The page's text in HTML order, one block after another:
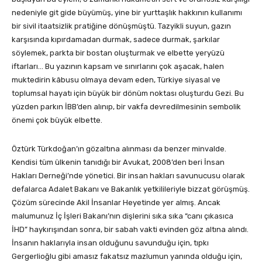
nedeniyle git gide büyümüş, yine bir yurttaşlık hakkının kullanımı
bir sivil itaatsizlik pratiğine dönüşmüştü. Tazyikli suyun, gazın
karşısında kıpırdamadan durmak, sadece durmak, şarkılar
söylemek, parkta bir bostan oluşturmak ve elbette yeryüzü
iftarları… Bu yazının kapsam ve sınırlarını çok aşacak, halen
muktedirin kâbusu olmaya devam eden, Türkiye siyasal ve
toplumsal hayatı için büyük bir dönüm noktası oluşturdu Gezi. Bu
yüzden parkın İBB’den alınıp, bir vakfa devredilmesinin sembolik
önemi çok büyük elbette.
Öztürk Türkdoğan’ın gözaltına alınması da benzer minvalde.
Kendisi tüm ülkenin tanıdığı bir Avukat, 2008’den beri İnsan
Hakları Derneği’nde yönetici. Bir insan hakları savunucusu olarak
defalarca Adalet Bakanı ve Bakanlık yetkilileriyle bizzat görüşmüş.
Çözüm sürecinde Akil İnsanlar Heyetinde yer almış. Ancak
malumunuz İç İşleri Bakanı’nın dişlerini sıka sıka “canı çıkasıca
İHD” haykırışından sonra, bir sabah vakti evinden göz altına alındı.
İnsanın haklarıyla insan olduğunu savunduğu için, tıpkı
Gergerlioğlu gibi amasız fakatsız mazlumun yanında olduğu için,